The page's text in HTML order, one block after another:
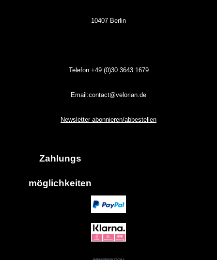
10407 Berlin
Telefon:+49 (0)3036431679
Email:contact@velorian.de
Newsletter abonnieren/abbestellen
Zahlungs
möglich keiten